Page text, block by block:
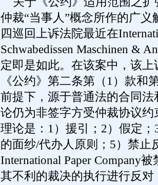
仲裁“当事人”概念所作的广
四巡回上诉法院最近在
Schwabedissen Maschinen &
定即是如此。在该案中，该
《公约》第二条第（1）款和
前提下，源于普通法的合同
论仍为非签字方受仲裁协议
理论是：1）援引；2）假定
的面纱/代办人原则；5）禁止
International Paper Company
其不利的裁决的执行进行反